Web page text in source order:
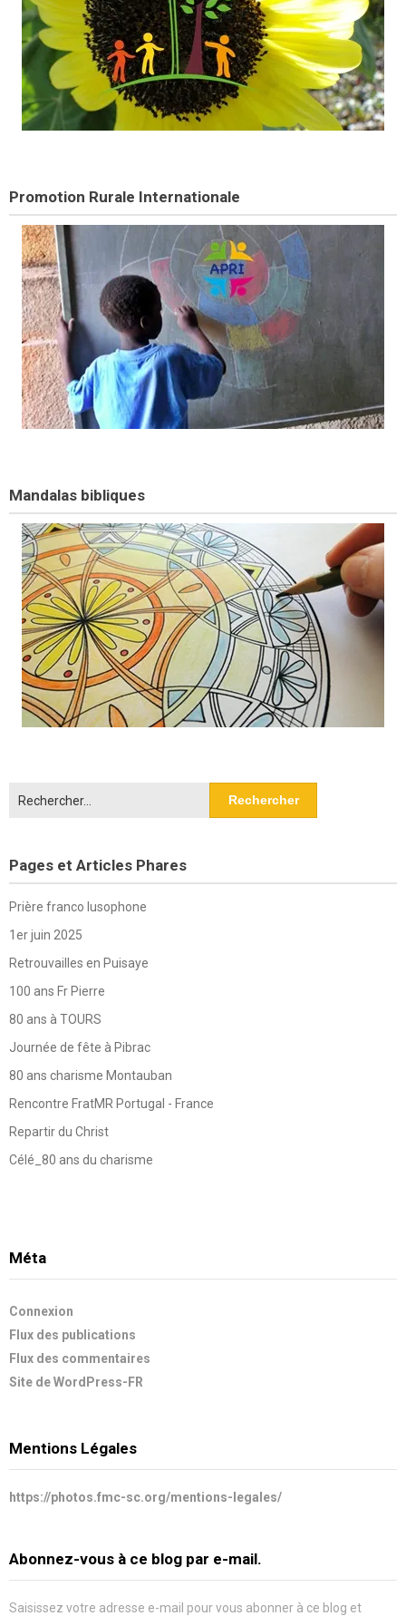
Promotion Rurale Internationale
Mandalas bibliques
Pages et Articles Phares
Prière franco lusophone
1er juin 2025
Retrouvailles en Puisaye
100 ans Fr Pierre
80 ans à TOURS
Journée de fête à Pibrac
80 ans charisme Montauban
Rencontre FratMR Portugal - France
Repartir du Christ
Célé_80 ans du charisme
Méta
Connexion
Flux des publications
Flux des commentaires
Site de WordPress-FR
Mentions Légales
https://photos.fmc-sc.org/mentions-legales/
Abonnez-vous à ce blog par e-mail.
Saisissez votre adresse e-mail pour vous abonner à ce blog et